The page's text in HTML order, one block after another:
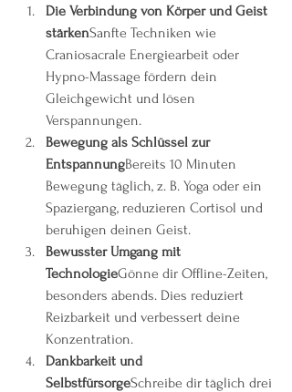
Die Verbindung von Körper und Geist
stärkenSanfte Techniken wie
Craniosacrale Energiearbeit oder
Hypno-Massage fördern dein
Gleichgewicht und lösen
Verspannungen.
Bewegung als Schlüssel zur
EntspannungBereits 10 Minuten
Bewegung täglich, z. B. Yoga oder ein
Spaziergang, reduzieren Cortisol und
beruhigen deinen Geist.
Bewusster Umgang mit
TechnologieGönne dir Offline-Zeiten,
besonders abends. Dies reduziert
Reizbarkeit und verbessert deine
Konzentration.
Dankbarkeit und
SelbstfürsorgeSchreibe dir täglich drei